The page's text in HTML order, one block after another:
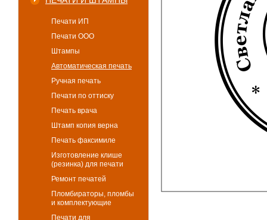
Печати ИП
Печати ООО
Штампы
Автоматическая печать
Ручная печать
Печати по оттиску
Печать врача
Штамп копия верна
Печать факсимиле
Изготовление клише
(резинка) для печати
Ремонт печатей
Пломбираторы, пломбы
и комплектующие
Печати для